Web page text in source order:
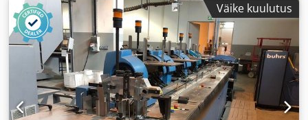
Väike kuulutus